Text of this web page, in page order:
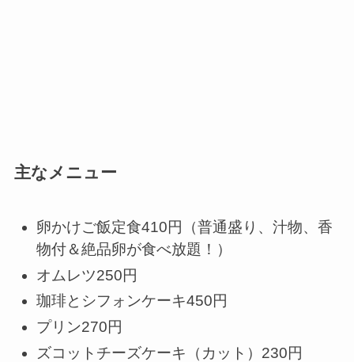
主なメニュー
卵かけご飯定食410円（普通盛り、汁物、香
物付＆絶品卵が食べ放題！）
オムレツ250円
珈琲とシフォンケーキ450円
プリン270円
ズコットチーズケーキ（カット）230円